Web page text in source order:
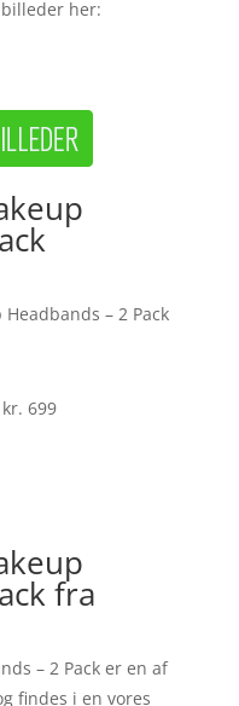
her:
– 2 Pack
699
fra
– 2 Pack er en af
findes i en vores